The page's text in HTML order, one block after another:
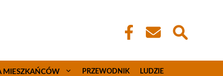
MIESZKAŃCÓW PRZEWODNIK LUDZIE